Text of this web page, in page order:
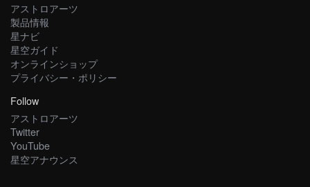
アストロアーツ
製品情報
星ナビ
星空ガイド
オンラインショップ
プライバシー・ポリシー
Follow
アストロアーツ
Twitter
YouTube
星空アナウンス